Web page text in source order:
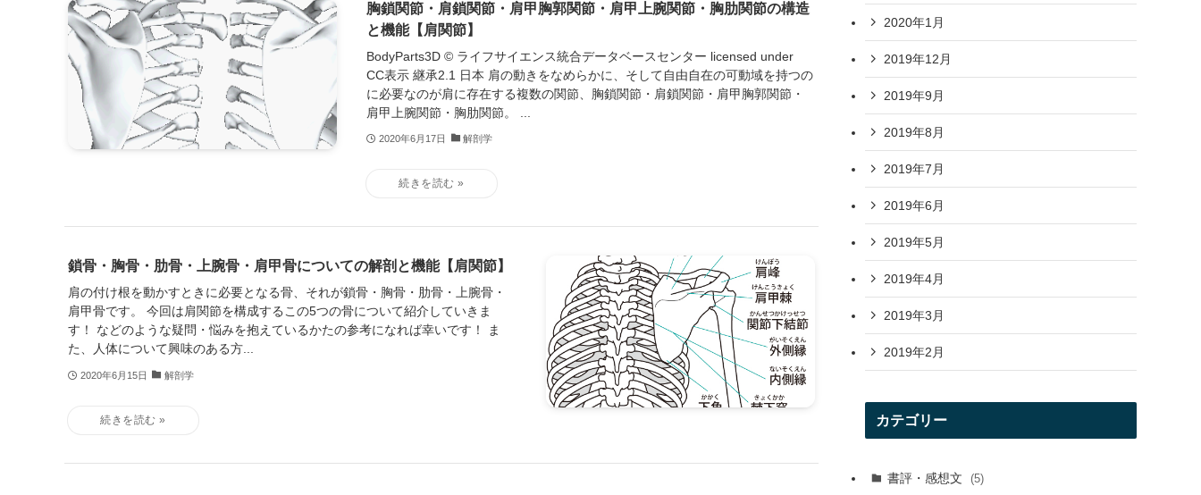
胸鎖関節・肩鎖関節・肩甲胸郭関節・肩甲上腕関節・胸肋関節の構造
と機能【肩関節】
BodyParts3D © ライフサイエンス統合データベースセンター licensed under
CC表示 継承2.1 日本 肩の動きをなめらかに、そして自由自在の可動域を持つの
に必要なのが肩に存在する複数の関節、胸鎖関節・肩鎖関節・肩甲胸郭関節・
肩甲上腕関節・胸肋関節。 ...
2020年6月17日 解剖学
鎖骨・胸骨・肋骨・上腕骨・肩甲骨についての解剖と機能【肩関節】
肩の付け根を動かすときに必要となる骨、それが鎖骨・胸骨・肋骨・上腕骨・
肩甲骨です。 今回は肩関節を構成するこの5つの骨について紹介していきま
す！ などのような疑問・悩みを抱えているかたの参考になれば幸いです！ ま
た、人体について興味のある方...
2020年6月15日 解剖学
2020年1月
2019年12月
2019年9月
2019年8月
2019年7月
2019年6月
2019年5月
2019年4月
2019年3月
2019年2月
カテゴリー
書評・感想文 (5)